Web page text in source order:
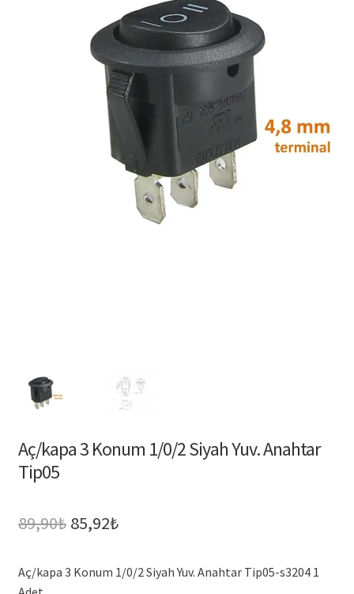
Aç/kapa 3 Konum 1/0/2 Siyah Yuv. Anahtar
Tip05
89,90₺ Orijinal
89,90₺.
85,92₺Şu
fiyat:
Aç/kapa 3 Konum 1/0/2 Siyah Yuv. Anahtar Tip05-s3204 1